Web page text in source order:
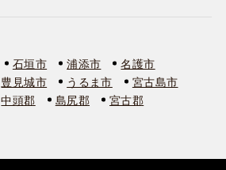
石垣市 浦添市
名護市
豊見城市 うるま市
宮古島市
中頭郡 島尻郡
宮古郡